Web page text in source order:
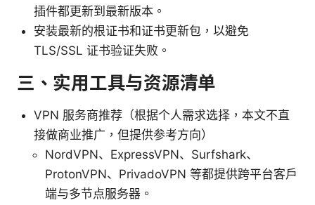
插件都更新到最新版本。
安装最新的根证书和证书更新包，以避免
TLS/SSL 证书验证失败。
三、实用工具与资源清单
VPN 服务商推荐（根据个人需求选择，本文不直
接做商业推广，但提供参考方向）
NordVPN、ExpressVPN、Surfshark、
ProtonVPN、PrivadoVPN 等都提供跨平台客户
端与多节点服务器。